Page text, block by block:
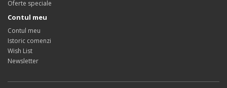
Oferte speciale
Contul meu
Contul meu
Istoric comenzi
Wish List
Newsletter